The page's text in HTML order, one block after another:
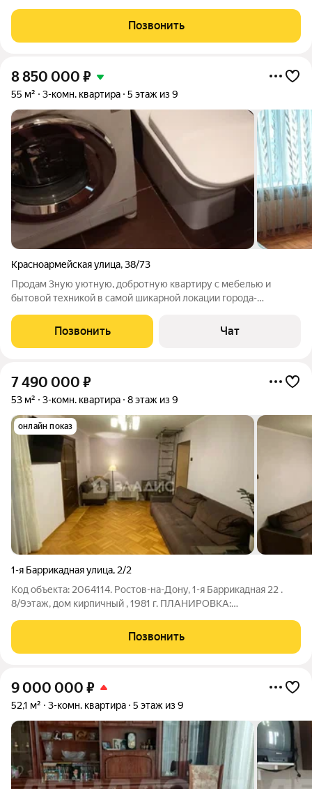
пятёрочка, магнит. До остановки 7 минут пешком , до центра
10 минут, до вокзала
Позвонить
8 850 000 ₽
55 м² 3-комн. квартира 5 этаж из 9
Красноармейская улица,38/73
Продам 3ную уютную, добротную квартиру с мебелью и
бытовой техникой в самой шикарной локации города-
шаговой доступности.В квартире есть всё для комфортного
проживания. Можно купить как для
Позвонить Чат
7 490 000 ₽
53 м² 3-комн. квартира 8 этаж из 9
онлайн показ
1-я Баррикадная улица, 2/2
Код объекта: 2064114. Ростов-на-Дону, 1-я Баррикадная 22 .
8/9этаж, дом кирпичный , 1981 г. ПЛАНИРОВКА:
Позвонить
9 000 000 ₽
52,1 м² 3-комн. квартира 5 этаж из 9